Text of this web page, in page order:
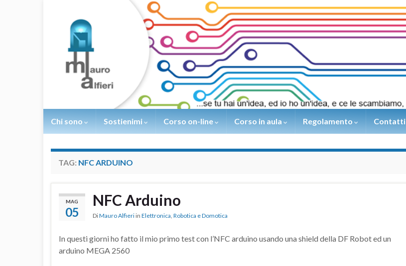
Chi sono Sostienimi Corso on-line Corso in aula Regolamento Contatti
TAG: NFC ARDUINO
MAG
05
NFC Arduino
DiMauro Alfieri in Elettronica, Robotica e Domotica
In questi giorni ho fatto il mio primo test con l’NFC arduino usando una shield della DF Robot ed un
arduino MEGA 2560